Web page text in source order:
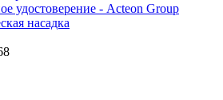
удостоверение - Acteon Group
насадка